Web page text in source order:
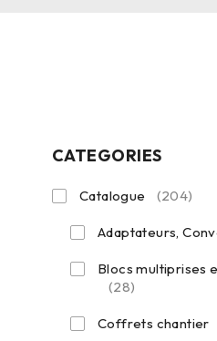
CATEGORIES
Catalogue (204)
Adaptateurs,
Blocs multiprises
(28)
Coffrets chantier